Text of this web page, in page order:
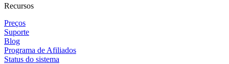
Recursos
Preços
Suporte
Blog
Programa de Afiliados
Status do sistema